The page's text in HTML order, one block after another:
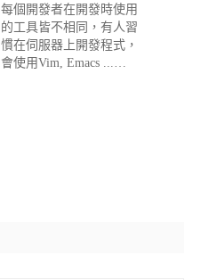
每個開發者在開發時使用
的工具皆不相同，有人習
慣在伺服器上開發程式，
會使用Vim, Emacs ...…